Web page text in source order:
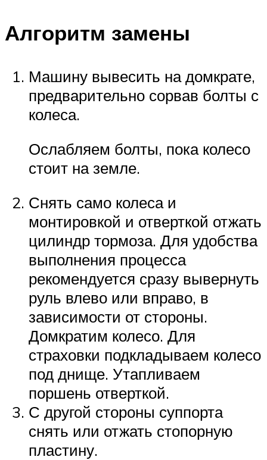
Алгоритм замены
Машину вывесить на домкрате,
предварительно сорвав болты с
колеса.
Ослабляем болты, пока колесо
стоит на земле.
Снять само колеса и
монтировкой и отверткой отжать
цилиндр тормоза. Для удобства
выполнения процесса
рекомендуется сразу вывернуть
руль влево или вправо, в
зависимости от стороны.
Домкратим колесо. Для
страховки подкладываем колесо
под днище. Утапливаем
поршень отверткой.
С другой стороны суппорта
снять или отжать стопорную
пластину.